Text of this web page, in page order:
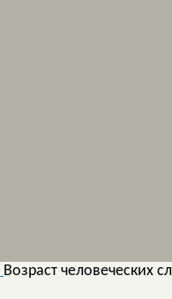
Возраст человеческих